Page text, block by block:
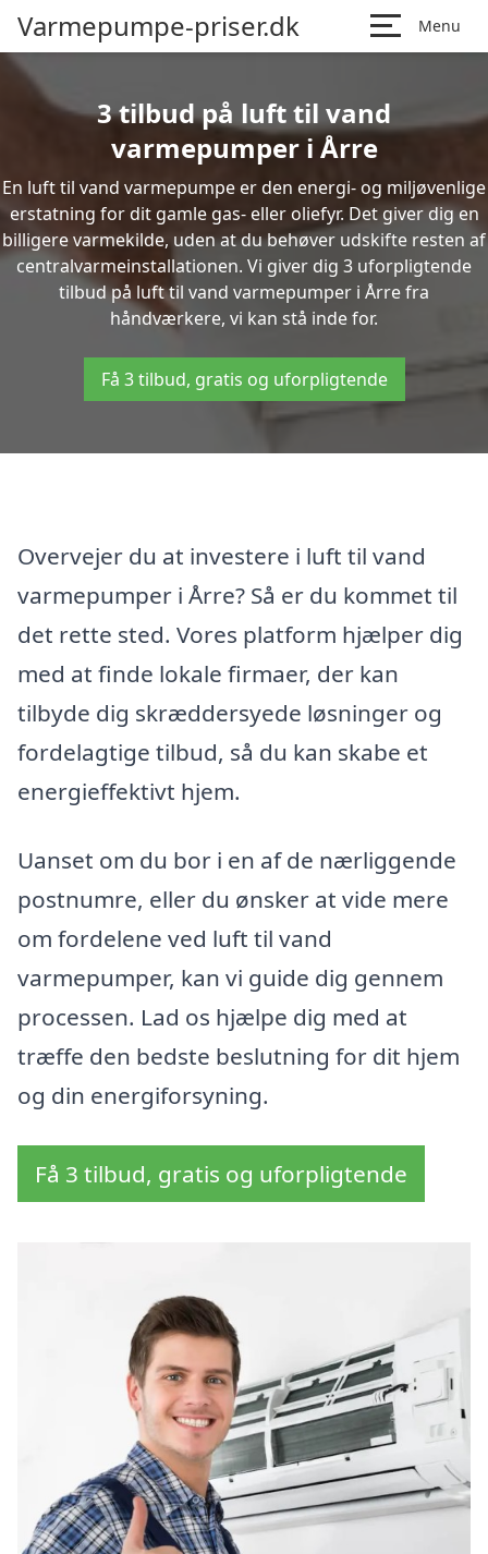
Varmepumpe-priser.dk Menu
3 tilbud på luft til vand
varmepumper i Årre
En luft til vand varmepumpe er den energi- og miljøvenlige
erstatning for dit gamle gas- eller oliefyr. Det giver dig en
billigere varmekilde, uden at du behøver udskifte resten af
centralvarmeinstallationen. Vi giver dig 3 uforpligtende
tilbud på luft til vand varmepumper i Årre fra
håndværkere, vi kan stå inde for.
Få 3 tilbud, gratis og uforpligtende
Overvejer du at investere i luft til vand
varmepumper i Årre? Så er du kommet til
det rette sted. Vores platform hjælper dig
med at finde lokale firmaer, der kan
tilbyde dig skræddersyede løsninger og
fordelagtige tilbud, så du kan skabe et
energieffektivt hjem.
Uanset om du bor i en af de nærliggende
postnumre, eller du ønsker at vide mere
om fordelene ved luft til vand
varmepumper, kan vi guide dig gennem
processen. Lad os hjælpe dig med at
træffe den bedste beslutning for dit hjem
og din energiforsyning.
Få 3 tilbud, gratis og uforpligtende